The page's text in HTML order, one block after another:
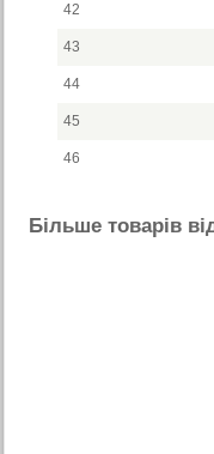
42
43
44
45
46
Бiльше товарiв